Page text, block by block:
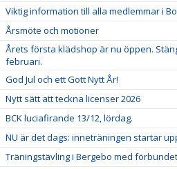
Viktig information till alla medlemmar i
Årsmöte och motioner
Årets första klädshop är nu öppen.
februari.
God Jul och ett Gott Nytt År!
Nytt sätt att teckna licenser 2026
BCK luciafirande 13/12, lördag.
NU är det dags: inneträningen startar
Träningstävling i Bergebo med förbundet